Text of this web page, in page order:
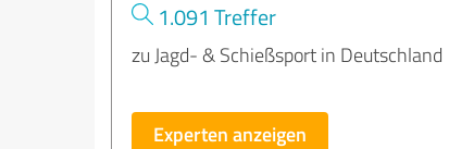
1.091 Treffer
zu Jagd- & Schießsport in Deutschland
Experten anzeigen